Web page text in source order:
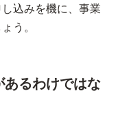
込みを機に、事業
う。
あるわけではな